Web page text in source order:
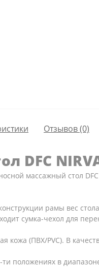
Отзывов (0)
DFC
массажный стол
рамы вес
сумка-чехол для
кожа (ПВХ/PVC). В
ти положениях в